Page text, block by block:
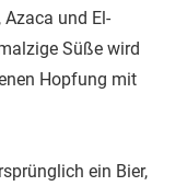
und El-
Süße wird
Hopfung mit
ein Bier,